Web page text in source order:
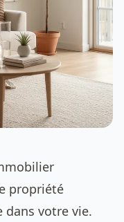
propriété
dans votre vie.